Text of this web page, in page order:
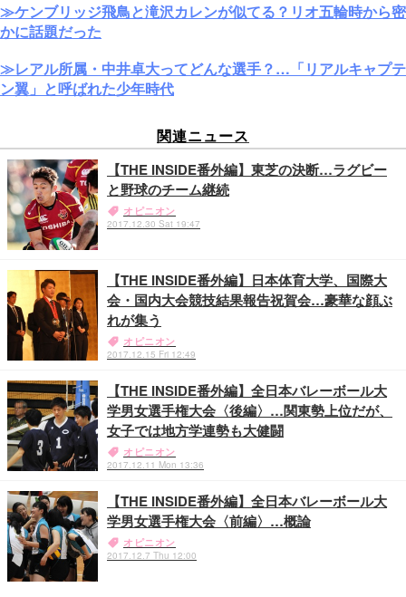
≫ケンブリッジ飛鳥と滝沢カレンが似てる？リオ五輪時から密
かに話題だった
≫レアル所属・中井卓大ってどんな選手？…「リアルキャプテ
ン翼」と呼ばれた少年時代
関連ニュース
【THE INSIDE番外編】東芝の決断…ラグビー
と野球のチーム継続
オピニオン
2017.12.30 Sat 19:47
【THE INSIDE番外編】日本体育大学、国際大
会・国内大会競技結果報告祝賀会…豪華な顔ぶ
れが集う
オピニオン
2017.12.15 Fri 12:49
【THE INSIDE番外編】全日本バレーボール大
学男女選手権大会〈後編〉…関東勢上位だが、
女子では地方学連勢も大健闘
オピニオン
2017.12.11 Mon 13:36
【THE INSIDE番外編】全日本バレーボール大
学男女選手権大会〈前編〉…概論
オピニオン
2017.12.7 Thu 12:00